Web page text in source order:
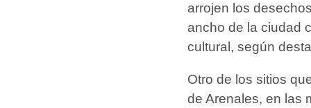
arrojen los
ancho de la ciudad
cultural, según
Otro de los sitios
de Arenales, en las